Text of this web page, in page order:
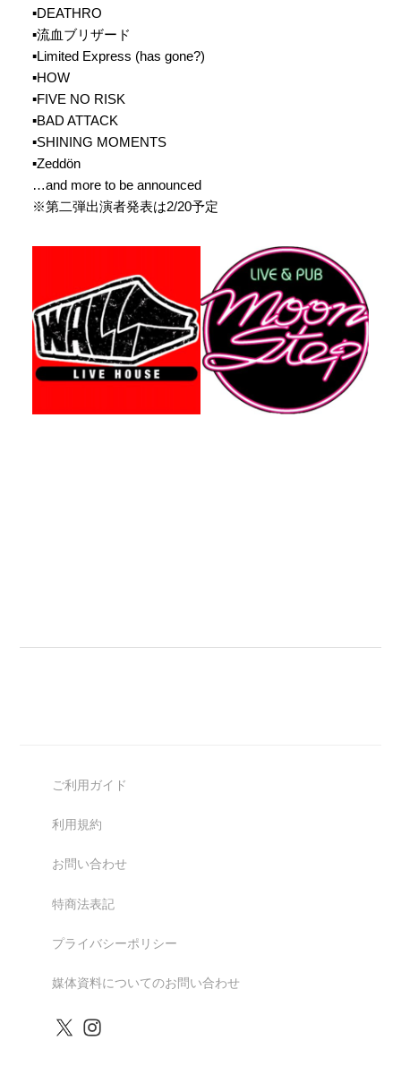
▪︎DEATHRO
▪︎流血ブリザード
▪︎Limited Express (has gone?)
▪︎HOW
▪︎FIVE NO RISK
▪︎BAD ATTACK
▪︎SHINING MOMENTS
▪︎Zeddön
…and more to be announced
※第二弾出演者発表は2/20予定
ご利用ガイド
利用規約
お問い合わせ
特商法表記
プライバシーポリシー
媒体資料についてのお問い合わせ